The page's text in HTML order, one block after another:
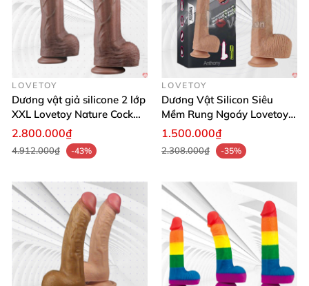
LOVETOY
Dương vật giả silicone 2 lớp
XXL Lovetoy Nature Cock
siêu chân thật
2.800.000₫
4.912.000₫ -43%
LOVETOY
Dương Vật Silicon Siêu
Mềm Rung Ngoáy Lovetoy
Anthony Mỹ Chính Hãng
1.500.000₫
2.308.000₫ -35%